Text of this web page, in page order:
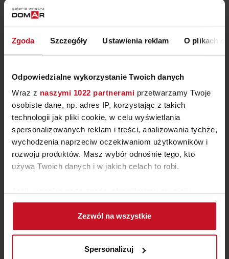
Zgoda Szczegóły Ustawienia reklam O plikach
Odpowiedzialne wykorzystanie Twoich danych
Wraz z naszymi 1022 partnerami przetwarzamy Twoje
osobiste dane, np. adres IP, korzystając z takich
technologii jak pliki cookie, w celu wyświetlania
spersonalizowanych reklam i treści, analizowania tychże,
wychodzenia naprzeciw oczekiwaniom użytkowników i
rozwoju produktów. Masz wybór odnośnie tego, kto
używa Twoich danych i w jakich celach to robi.
Gromadzić dane dotyczące Twojej lokalizacji
geograficznej z dokładnością nawet do kilku metrów
Identyfikować Twoje urządzenie, aktywnie
(fingerprinting, czyli wirtualny odcisk palca)
Zezwól na wszystkie
Spersonalizuj
COLE&MASON
ZAPYTAJ O CENĘ W SALONIE
MISA NA SAŁATKĘ
MIX&MATCH
ZAPYTAJ O CENĘ W SALONIE